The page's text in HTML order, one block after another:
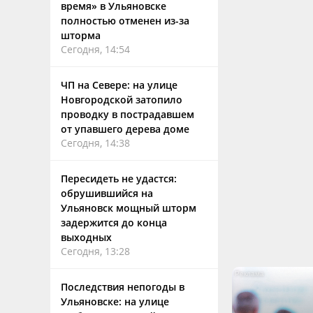
время» в Ульяновске
полностью отменен из-за
шторма
Сегодня, 14:54
ЧП на Севере: на улице
Новгородской затопило
проводку в пострадавшем
от упавшего дерева доме
Сегодня, 14:38
Пересидеть не удастся:
обрушившийся на
Ульяновск мощный шторм
задержится до конца
выходных
Сегодня, 13:28
Последствия непогоды в
Ульяновске: на улице